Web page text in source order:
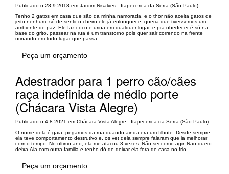
Publicado o 28-9-2018 em Jardim Nisalves - Itapecerica da Serra (São Paulo)
Tenho 2 gatos em casa que são da minha namorada, e o thor não aceita gatos de
jeito nenhum, só de sentir o cheiro ele já enlouquece, queria que tivessemos um
ambiente de paz. Ele faz coco e urina em qualquer lugar, e pra obedecer é só na
base do grito, passear na rua é um transtorno pois quer sair correndo na frente
urinando em todo lugar que passa.
Peça um orçamento
Adestrador para 1 perro cão/cães
raça indefinida de médio porte
(Chácara Vista Alegre)
Publicado o 4-8-2021 em Chácara Vista Alegre - Itapecerica da Serra (São Paulo)
O nome dela é gaia, pegamos da rua quando ainda era um filhote. Desde sempre
ela teve comportamento destrutivo e, os vet dela sempre falaram que ia melhorar
com o tempo. No ultimo ano, ela me atacou 3 vezes. Não sei como agir. Nao quero
deixa-Ala com outra familia e tenho dó de deixar ela fora de casa no frio...
Peça um orçamento